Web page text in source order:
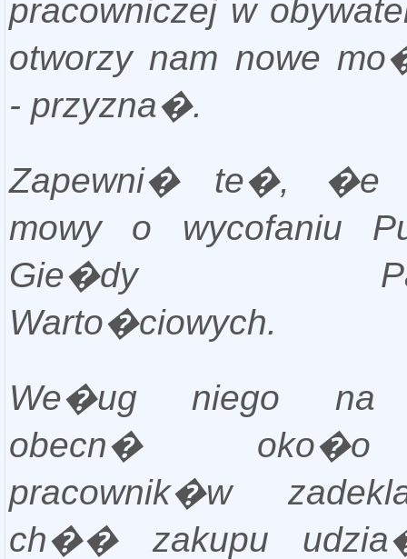
pracowniczej w
otworzy nam nowe
- przyzna�.
Zapewni� te�, �e
mowy o wycofaniu
Gie�dy
Warto�ciowych.
We�ug niego na
obecn�
pracownik�w
ch�� zakupu